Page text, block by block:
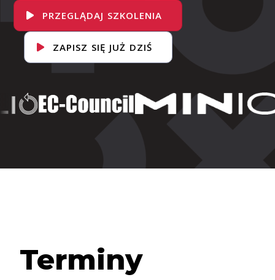
PRZEGLĄDAJ SZKOLENIA
ZAPISZ SIĘ JUŻ DZIŚ
Terminy